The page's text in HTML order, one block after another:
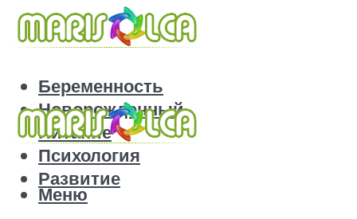
Беременность
Новорожденный
Питание
Психология
Развитие
Меню